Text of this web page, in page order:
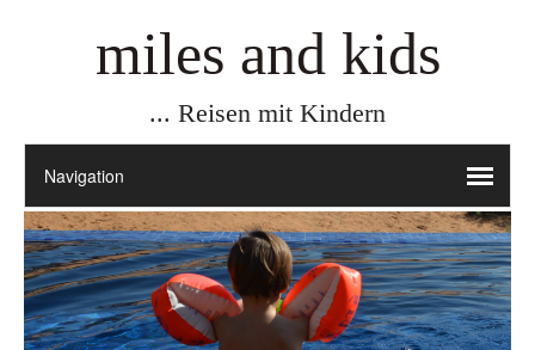
miles and kids
... Reisen mit Kindern